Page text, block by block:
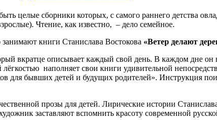
целые сборники которых, с самого раннего детства
Чтение, как известно, – дело семейное.
книги Станислава Востокова «Ветер делают
вкратце описывает каждый свой день. В каждом дне
наполняет свои книги удивительной
бывших детей и будущих родителей». Инструкция
прозы для детей. Лирические истории
заставляют вспомнить красоту современной